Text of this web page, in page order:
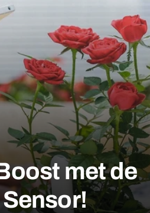
met de